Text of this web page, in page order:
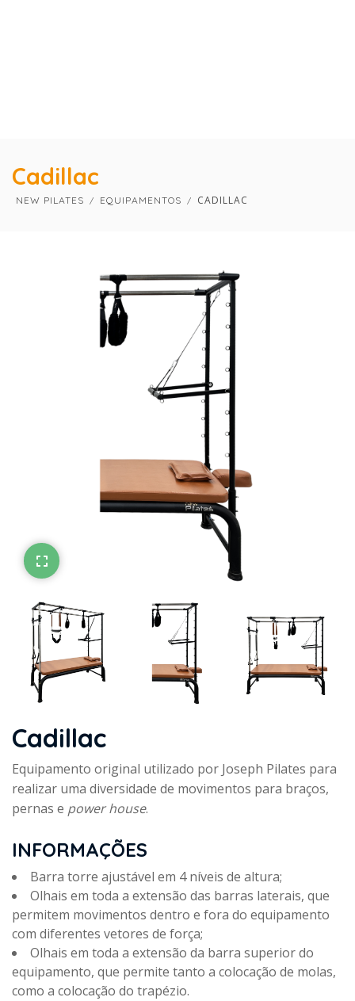
Cadillac
NEW PILATES EQUIPAMENTOS CADILLAC
Cadillac
Equipamento original utilizado por Joseph Pilates para
realizar uma diversidade de movimentos para braços,
pernas e power house.
INFORMAÇÕES
Barra torre ajustável em 4 níveis de altura;
Olhais em toda a extensão das barras laterais, que
permitem movimentos dentro e fora do equipamento
com diferentes vetores de força;
Olhais em toda a extensão da barra superior do
equipamento, que permite tanto a colocação de molas,
como a colocação do trapézio.